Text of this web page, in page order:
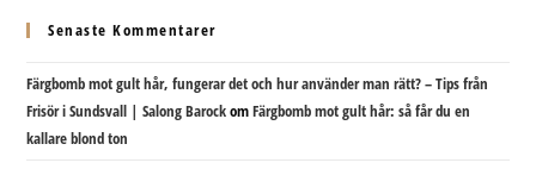
Senaste Kommentarer
Färgbomb mot gult hår, fungerar det och hur använder man rätt? – Tips från
Frisör i Sundsvall | Salong BarockomFärgbomb mot gult hår: så får du en
kallare blond ton